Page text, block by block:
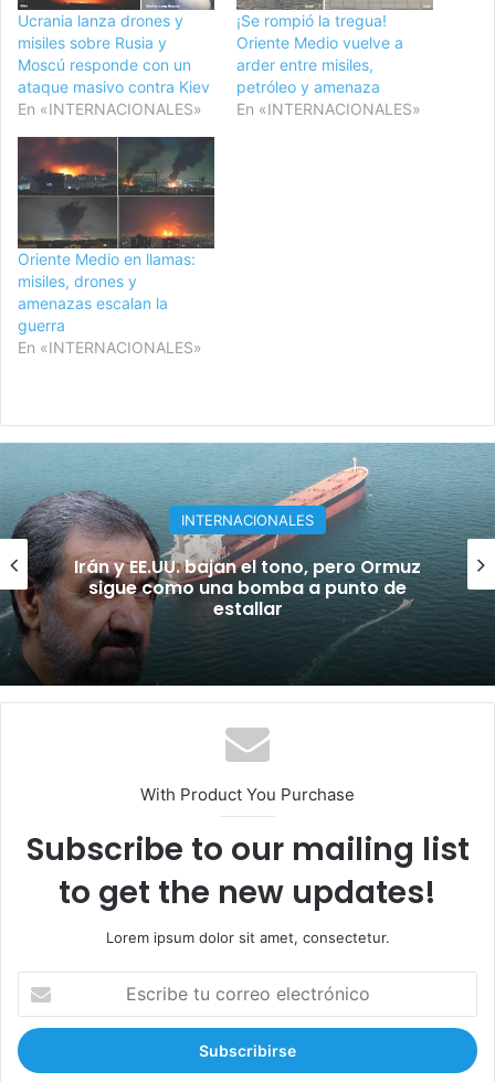
Ucrania lanza drones y
misiles sobre Rusia y
Moscú responde con un
ataque masivo contra Kiev
En «INTERNACIONALES»
¡Se rompió la tregua!
Oriente Medio vuelve a
arder entre misiles,
petróleo y amenaza
En «INTERNACIONALES»
Oriente Medio en llamas:
misiles, drones y
amenazas escalan la
guerra
En «INTERNACIONALES»
INTERNACIONALES
¡Masacre en escuela de Tailandia! Al
menos 7 muertos y 23 heridos en tiroteo
With Product You Purchase
Subscribe to our mailing list
to get the new updates!
Lorem ipsum dolor sit amet, consectetur.
c
r